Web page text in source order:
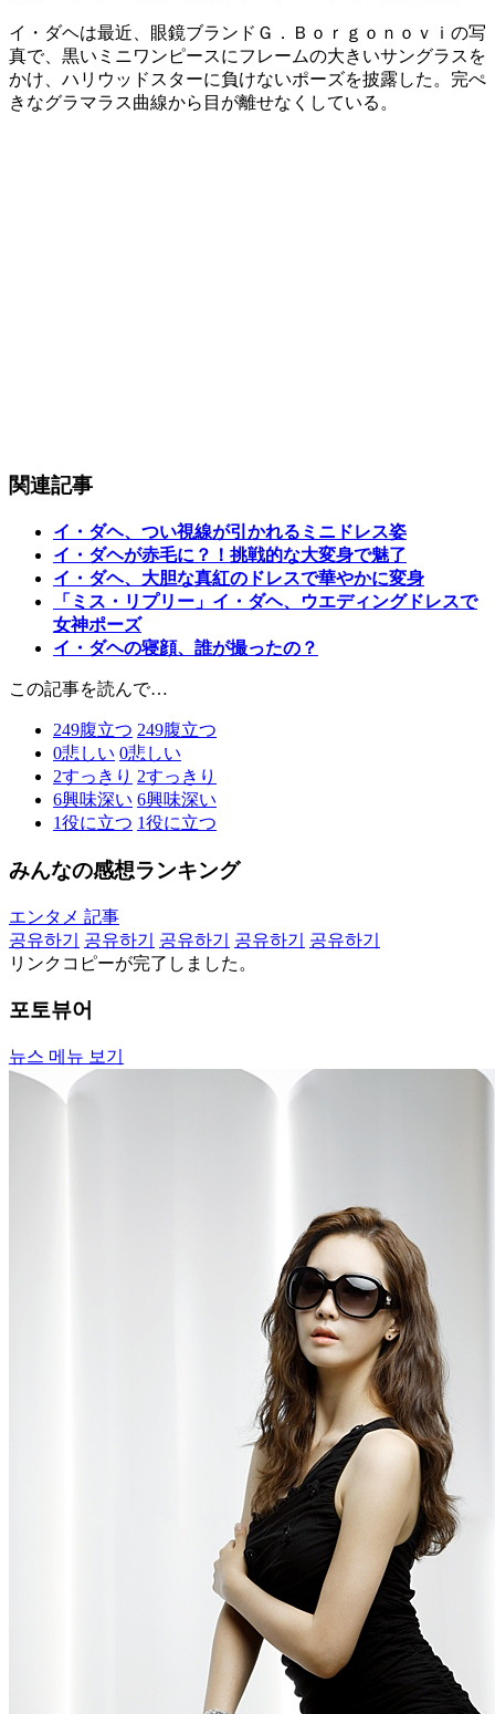
イ・ダヘは最近、眼鏡ブランドＧ．Ｂｏｒｇｏｎｏｖｉの写
真で、黒いミニワンピースにフレームの大きいサングラスを
かけ、ハリウッドスターに負けないポーズを披露した。完ぺ
きなグラマラス曲線から目が離せなくしている。
関連記事
イ・ダヘ、つい視線が引かれるミニドレス姿
イ・ダヘが赤毛に？！挑戦的な大変身で魅了
イ・ダヘ、大胆な真紅のドレスで華やかに変身
「ミス・リプリー」イ・ダヘ、ウエディングドレスで
女神ポーズ
イ・ダヘの寝顔、誰が撮ったの？
この記事を読んで…
249腹立つ 249腹立つ
0悲しい 0悲しい
2すっきり 2すっきり
6興味深い 6興味深い
1役に立つ 1役に立つ
みんなの感想ランキング
エンタメ 記事
공유하기
공유하기 공유하기 공유하기
공유하기
リンクコピーが完了しました。
포토뷰어
뉴스 메뉴 보기